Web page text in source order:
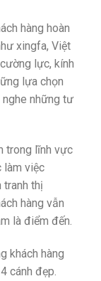
hàng hoàn
xingfa, Việt
lực, kính
lựa chọn
nghe những tư
trong lĩnh vực
làm việc
tranh thị
hàng vẫn
là điểm đến.
khách hàng
cánh đẹp.